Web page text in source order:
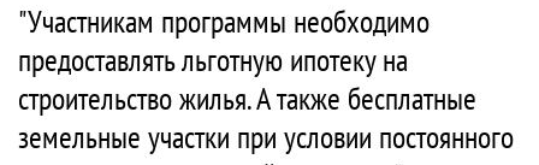
"Участникам программы необходимо
предоставлять льготную ипотеку на
строительство жилья. А также бесплатные
земельные участки при условии постоянного